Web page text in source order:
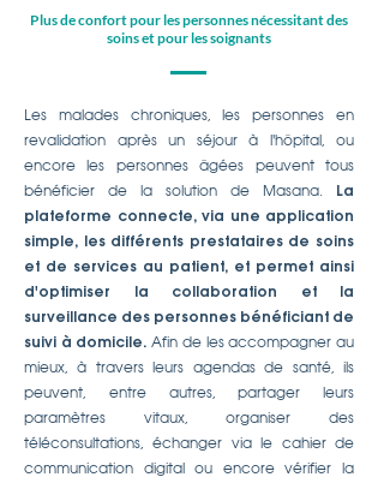
Plus de confort pour les personnes nécessitant des
soins et pour les soignants
Les malades chroniques, les personnes en
revalidation après un séjour à l'hôpital, ou
encore les personnes âgées peuvent tous
bénéficier de la solution de Masana. La
plateforme connecte, via une application
simple, les différents prestataires de soins
et de services au patient, et permet ainsi
d'optimiser la collaboration et la
surveillance des personnes bénéficiant de
suivi à domicile.Afin de les accompagner au
mieux, à travers leurs agendas de santé, ils
peuvent, entre autres, partager leurs
paramètres vitaux, organiser des
téléconsultations, échanger via le cahier de
communication digital ou encore vérifier la